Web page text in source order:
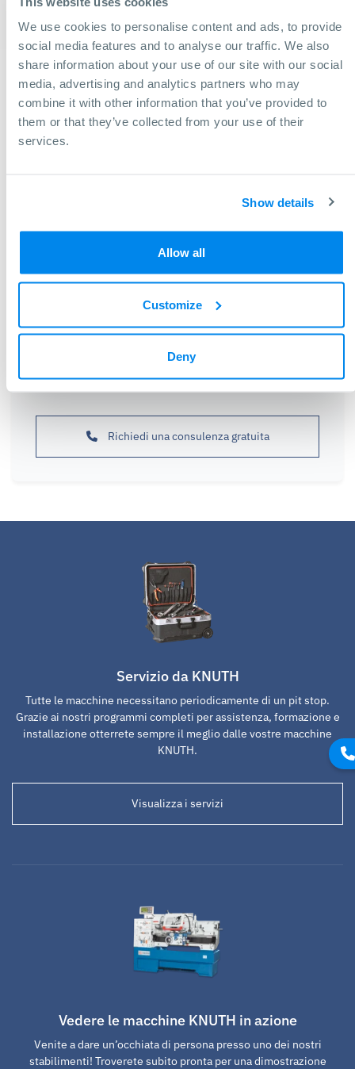
We use cookies to personalise content and ads, to provide
social media features and to analyse our traffic. We also
share information about your use of our site with our social
media, advertising and analytics partners who may
combine it with other information that you’ve provided to
them or that they’ve collected from your use of their
services.
Show details
Allow all
Customize
Deny
Corsa asse X: 1.220 mm
Corsa asse Y: 600 mm
macchina?
Saremo lieti di assistervi nel prendere la decisione
giusta per raggiungere i vostri obiettivi di business
Richiedi una consulenza gratuita
Servizio da KNUTH
Tutte le macchine necessitano periodicamente di un pit stop.
Grazie ai nostri programmi completi per assistenza, formazione e
installazione otterrete sempre il meglio dalle vostre macchine
KNUTH.
Visualizza i servizi
Vedere le macchine KNUTH in azione
Venite a dare un’occhiata di persona presso uno dei nostri
stabilimenti! Troverete subito pronta per una dimostrazione